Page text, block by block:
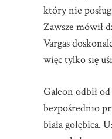
który nie
Zawsze mówił
Vargas
więc tylko się
Galeon odbił
bezpośrednio
biała gołębica.